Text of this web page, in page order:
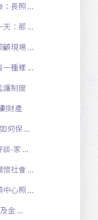
長照 ...
：那 ...
現場 ...
種樣 ...
護制度
財產
何保 ...
談-家 ...
懷社會 ...
心照 ...
金 ...